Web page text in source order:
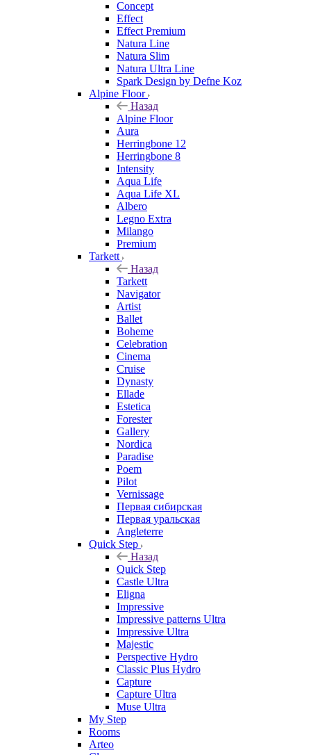
Concept
Effect
Effect Premium
Natura Line
Natura Slim
Natura Ultra Line
Spark Design by Defne Koz
Alpine Floor
Назад
Alpine Floor
Aura
Herringbone 12
Herringbone 8
Intensity
Aqua Life
Aqua Life XL
Albero
Legno Extra
Milango
Premium
Tarkett
Назад
Tarkett
Navigator
Artist
Ballet
Boheme
Celebration
Cinema
Cruise
Dynasty
Ellade
Estetica
Forester
Gallery
Nordica
Paradise
Poem
Pilot
Vernissage
Первая сибирская
Первая уральская
Angleterre
Quick Step
Назад
Quick Step
Castle Ultra
Eligna
Impressive
Impressive patterns Ultra
Impressive Ultra
Majestic
Perspective Hydro
Classic Plus Hydro
Capture
Capture Ultra
Muse Ultra
My Step
Rooms
Arteo